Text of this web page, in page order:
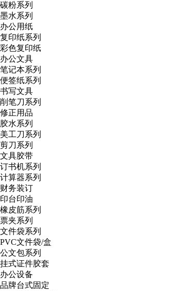
碳粉系列
墨水系列
办公用纸
复印纸系列
彩色复印纸
办公文具
笔记本系列
便签纸系列
书写文具
削笔刀系列
修正用品
胶水系列
美工刀系列
剪刀系列
文具胶带
订书机系列
计算器系列
财务装订
印台印油
橡皮筋系列
票夹系列
文件袋系列
PVC文件袋/盒
公文包系列
挂式证件胶套
办公设备
品牌台式固定